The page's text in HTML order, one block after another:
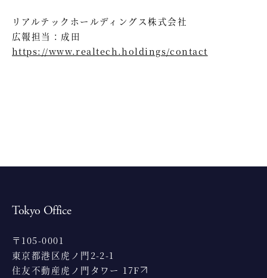
リアルテックホールディングス株式会社
広報担当：成田
https://www.realtech.holdings/contact
Tokyo Office
〒105-0001
東京都港区虎ノ門2-2-1
住友不動産虎ノ門タワー 17F